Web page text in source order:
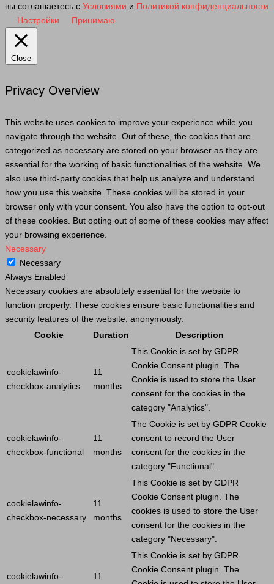
вы соглашаетесь с Условиями и Политикой конфиденциальности
Настройки
Принимаю
Close
Privacy Overview
This website uses cookies to improve your experience while you
navigate through the website. Out of these, the cookies that are
categorized as necessary are stored on your browser as they are
essential for the working of basic functionalities of the website. We
also use third-party cookies that help us analyze and understand
how you use this website. These cookies will be stored in your
browser only with your consent. You also have the option to opt-out
of these cookies. But opting out of some of these cookies may affect
your browsing experience.
Necessary
Necessary
Always Enabled
Necessary cookies are absolutely essential for the website to
function properly. These cookies ensure basic functionalities and
security features of the website, anonymously.
Cookie
Duration Description
cookielawinfo-
checkbox-analytics
11
months
This Cookie is set by GDPR
Cookie Consent plugin. The
Cookie is used to store the User
consent for the cookies in the
category "Analytics".
cookielawinfo-
checkbox-functional
11
months
The Cookie is set by GDPR Cookie
consent to record the User
consent for the cookies in the
category "Functional".
cookielawinfo-
checkbox-necessary
11
months
This Cookie is set by GDPR
Cookie Consent plugin. The
cookies is used to store the User
consent for the cookies in the
category "Necessary".
cookielawinfo-
11
This Cookie is set by GDPR
Cookie Consent plugin. The